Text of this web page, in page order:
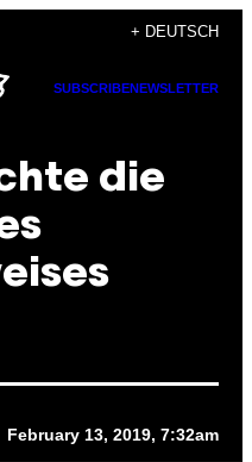
+ DEUTSCH
SUBSCRIBENEWSLETTER
die
February 13, 2019, 7:32am